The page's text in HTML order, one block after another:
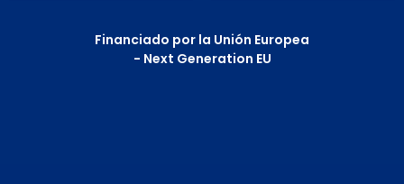
Financiado por la Unión Europea
- Next Generation EU